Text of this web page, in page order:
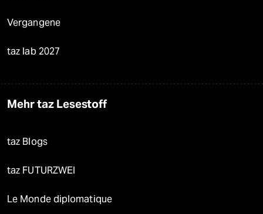
Vergangene
taz lab 2027
Mehr taz Lesestoff
taz Blogs
taz FUTURZWEI
Le Monde diplomatique